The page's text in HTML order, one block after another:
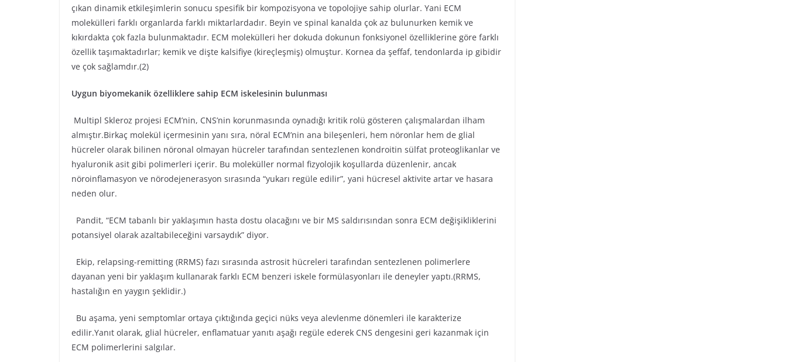
çıkan dinamik etkileşimlerin sonucu spesifik bir kompozisyona ve topolojiye sahip olurlar. Yani ECM
molekülleri farklı organlarda farklı miktarlardadır. Beyin ve spinal kanalda çok az bulunurken kemik ve
kıkırdakta çok fazla bulunmaktadır. ECM molekülleri her dokuda dokunun fonksiyonel özelliklerine göre farklı
özellik taşımaktadırlar; kemik ve dişte kalsifiye (kireçleşmiş) olmuştur. Kornea da şeffaf, tendonlarda ip gibidir
ve çok sağlamdır.(2)
Uygun biyomekanik özelliklere sahip ECM iskelesinin bulunması
Multipl Skleroz projesi ECM’nin, CNS’nin korunmasında oynadığı kritik rolü gösteren çalışmalardan ilham
almıştır.Birkaç molekül içermesinin yanı sıra, nöral ECM’nin ana bileşenleri, hem nöronlar hem de glial
hücreler olarak bilinen nöronal olmayan hücreler tarafından sentezlenen kondroitin sülfat proteoglikanlar ve
hyaluronik asit gibi polimerleri içerir. Bu moleküller normal fizyolojik koşullarda düzenlenir, ancak
nöroinflamasyon ve nörodejenerasyon sırasında “yukarı regüle edilir”, yani hücresel aktivite artar ve hasara
neden olur.
Pandit, “ECM tabanlı bir yaklaşımın hasta dostu olacağını ve bir MS saldırısından sonra ECM değişikliklerini
potansiyel olarak azaltabileceğini varsaydık” diyor.
Ekip, relapsing-remitting (RRMS) fazı sırasında astrosit hücreleri tarafından sentezlenen polimerlere
dayanan yeni bir yaklaşım kullanarak farklı ECM benzeri iskele formülasyonları ile deneyler yaptı.(RRMS,
hastalığın en yaygın şeklidir.)
Bu aşama, yeni semptomlar ortaya çıktığında geçici nüks veya alevlenme dönemleri ile karakterize
edilir.Yanıt olarak, glial hücreler, enflamatuar yanıtı aşağı regüle ederek CNS dengesini geri kazanmak için
ECM polimerlerini salgılar.